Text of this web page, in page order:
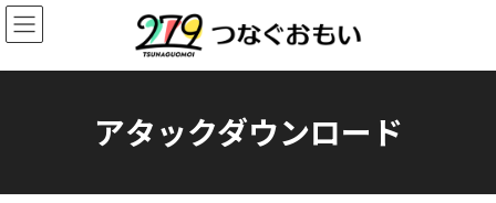
コ
ン
ン
ナ
ビ
ー
アタックダウンロード